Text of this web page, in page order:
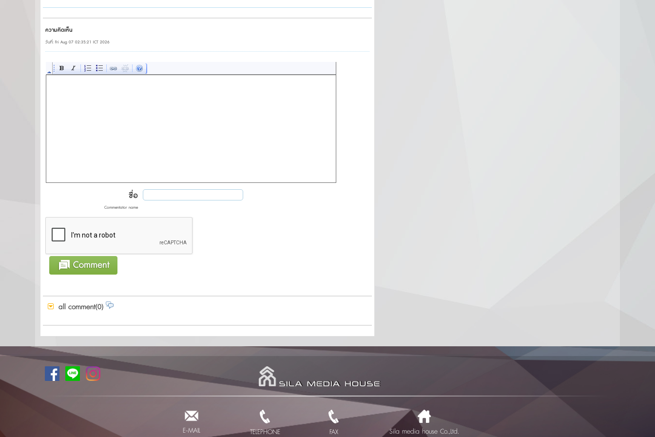
ความคิดเห็น
วันที่: Fri Aug 07 02:35:21 ICT 2026
ชื่อ
Commentator name
all comment(0)
E-MAIL
TELEPHONE FAX Sila media house Co.,Ltd.